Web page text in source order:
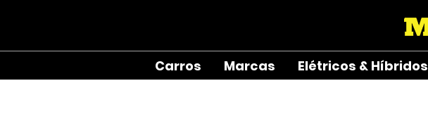
Carros Marcas Elétricos & Híbridos